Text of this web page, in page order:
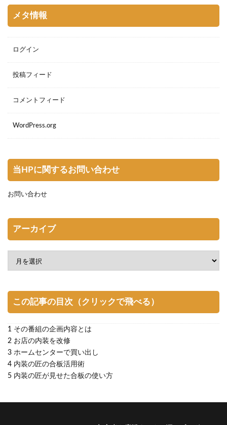
メタ情報
ログイン
投稿フィード
コメントフィード
WordPress.org
当HPに関するお問い合わせ
お問い合わせ
アーカイブ
この記事の目次（クリックで飛べる）
1 その番組の企画内容とは
2 お店の内装を改修
3 ホームセンターで買い出し
4 内装の匠の合板活用術
5 内装の匠が見せた合板の使い方